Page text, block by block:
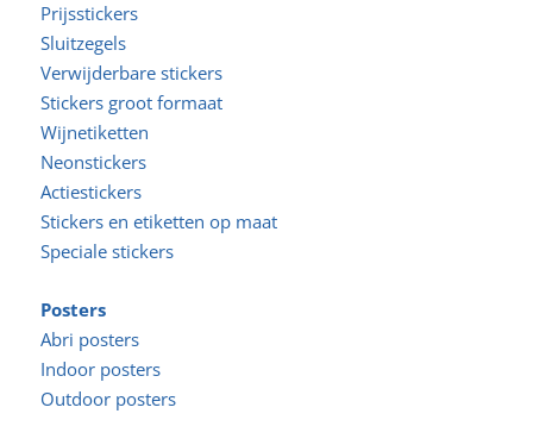
Prijsstickers
Sluitzegels
Verwijderbare stickers
Stickers groot formaat
Wijnetiketten
Neonstickers
Actiestickers
Stickers en etiketten op maat
Speciale stickers
Posters
Abri posters
Indoor posters
Outdoor posters